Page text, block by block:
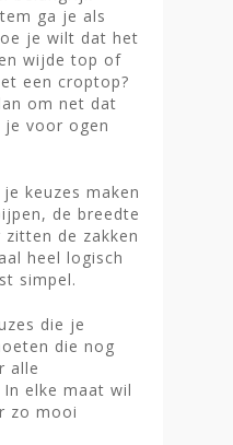
ga je als
je wilt dat het
wijde top of
een croptop?
om net dat
voor ogen
keuzes maken
de breedte
de zakken
heel logisch
simpel.
die je
die nog
alle
elke maat wil
zo mooi